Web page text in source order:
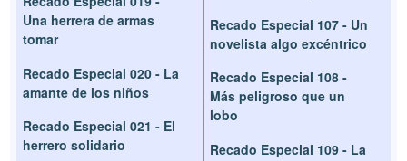
Una herrera de armas
tomar
Recado Especial 020 - La
amante de los niños
Recado Especial 021 - El
herrero solidario
Recado Especial 107 - Un
novelista algo excéntrico
Recado Especial 108 -
Más peligroso que un
lobo
Recado Especial 109 - La